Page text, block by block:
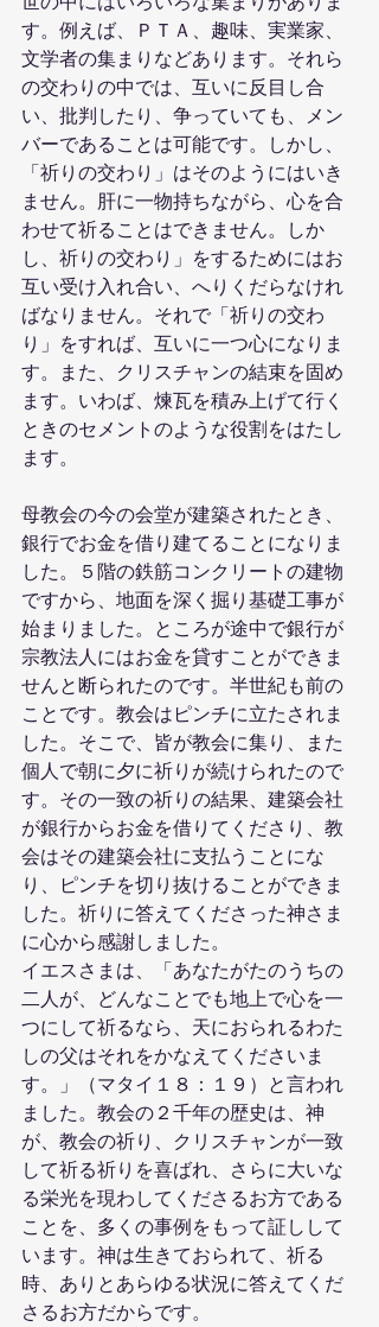
す。例えば、ＰＴＡ、趣味、実業家、
文学者の集まりなどあります。それら
の交わりの中では、互いに反目し合
い、批判したり、争っていても、メン
バーであることは可能です。しかし、
「祈りの交わり」はそのようにはいき
ません。肝に一物持ちながら、心を合
わせて祈ることはできません。しか
し、祈りの交わり」をするためにはお
互い受け入れ合い、へりくだらなけれ
ばなりません。それで「祈りの交わ
り」をすれば、互いに一つ心になりま
す。また、クリスチャンの結束を固め
ます。いわば、煉瓦を積み上げて行く
ときのセメントのような役割をはたし
ます。
母教会の今の会堂が建築されたとき、
銀行でお金を借り建てることになりま
した。５階の鉄筋コンクリートの建物
ですから、地面を深く掘り基礎工事が
始まりました。ところが途中で銀行が
宗教法人にはお金を貸すことができま
せんと断られたのです。半世紀も前の
ことです。教会はピンチに立たされま
した。そこで、皆が教会に集り、また
個人で朝に夕に祈りが続けられたので
す。その一致の祈りの結果、建築会社
が銀行からお金を借りてくださり、教
会はその建築会社に支払うことにな
り、ピンチを切り抜けることができま
した。祈りに答えてくださった神さま
に心から感謝しました。
イエスさまは、「あなたがたのうちの
二人が、どんなことでも地上で心を一
つにして祈るなら、天におられるわた
しの父はそれをかなえてくださいま
す。」（マタイ１８：１９）と言われ
ました。教会の２千年の歴史は、神
が、教会の祈り、クリスチャンが一致
して祈る祈りを喜ばれ、さらに大いな
る栄光を現わしてくださるお方である
ことを、多くの事例をもって証しして
います。神は生きておられて、祈る
時、ありとあらゆる状況に答えてくだ
さるお方だからです。